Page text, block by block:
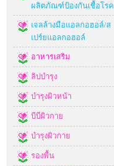
ผลิตภัณฑ์ป้องกันเชื้อโรค
เจลล้างมือแอลกอฮอล์/ส
เปร์ยแอลกอฮอล์
อาหารเสริม
ลิปบำรุง
บำรุงผิวหน้า
บีบีผิวกาย
บำรุงผิวกาย
รองพื้น